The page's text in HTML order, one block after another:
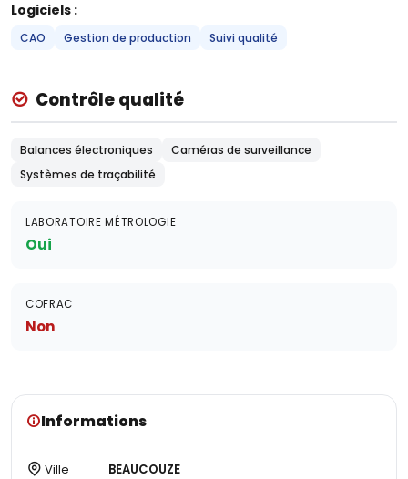
Logiciels :
CAO Gestion de production Suivi qualité
Contrôle qualité
Balances électroniques
Caméras de surveillance
Systèmes de traçabilité
LABORATOIRE MÉTROLOGIE
Oui
COFRAC
Non
Informations
Ville BEAUCOUZE